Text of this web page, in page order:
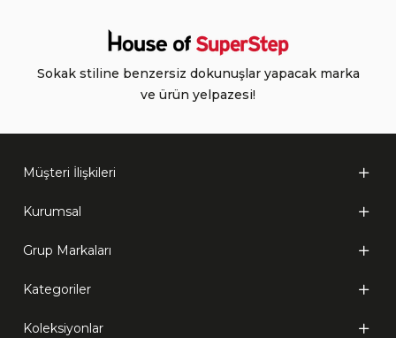
Sokak stiline benzersiz dokunuşlar yapacak marka
ve ürün yelpazesi!
Müşteri İlişkileri
Kurumsal
Grup Markaları
Kategoriler
Koleksiyonlar